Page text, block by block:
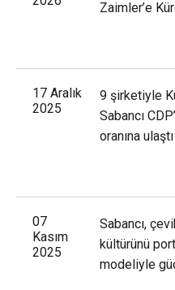
Zaimler’e
17 Aralık
2025
9 şirketiyle
Sabancı
oranına ulaştı
07
Kasım
2025
Sabancı,
kültürünü
modeliyle